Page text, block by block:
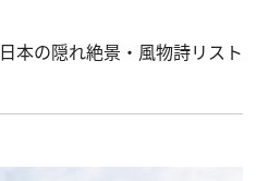
日本の隠れ絶景・風物詩リスト